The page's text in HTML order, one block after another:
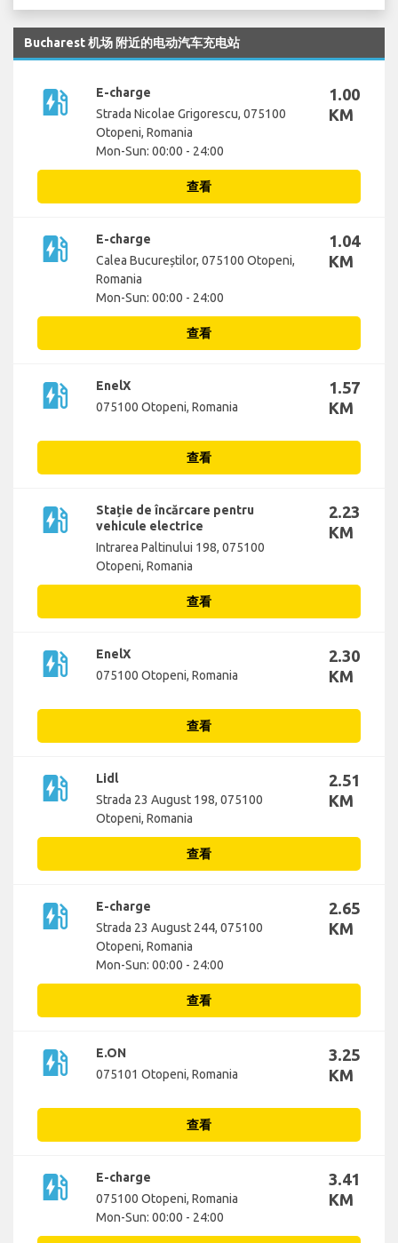
Bucharest 机场 附近的电动汽车充电站
ev_station
E-charge
Strada Nicolae Grigorescu, 075100
Otopeni, Romania
Mon-Sun: 00:00 - 24:00
1.00
KM
查看
ev_station
E-charge
Calea Bucureștilor, 075100 Otopeni,
Romania
Mon-Sun: 00:00 - 24:00
1.04
KM
查看
ev_station
EnelX
075100 Otopeni, Romania
1.57
KM
查看
ev_station
Stație de încărcare pentru
vehicule electrice
Intrarea Paltinului 198, 075100
Otopeni, Romania
2.23
KM
查看
ev_station
EnelX
075100 Otopeni, Romania
2.30
KM
查看
ev_station
Lidl
Strada 23 August 198, 075100
Otopeni, Romania
2.51
KM
查看
ev_station
E-charge
Strada 23 August 244, 075100
Otopeni, Romania
Mon-Sun: 00:00 - 24:00
2.65
KM
查看
ev_station
E.ON
075101 Otopeni, Romania
3.25
KM
查看
ev_station
E-charge
075100 Otopeni, Romania
Mon-Sun: 00:00 - 24:00
3.41
KM